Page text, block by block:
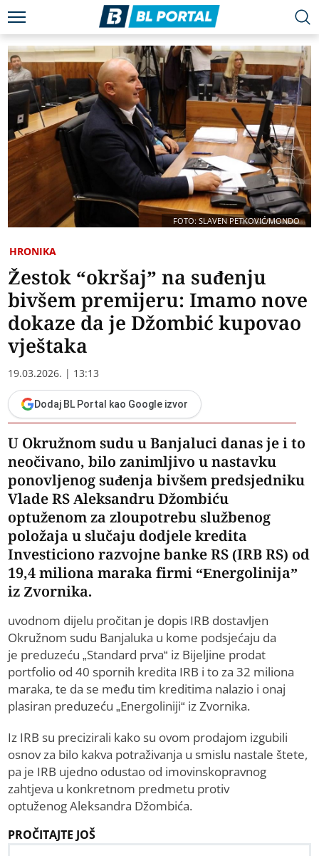
FOTO: SLAVEN PETKOVIĆ/MONDO
HRONIKA
Žestok “okršaj” na suđenju
bivšem premijeru: Imamo nove
dokaze da je Džombić kupovao
vještaka
19.03.2026. | 13:13
Dodaj BL Portal kao Google izvor
U Okružnom sudu u Banjaluci danas je i to
neočivano, bilo zanimljivo u nastavku
ponovljenog suđenja bivšem predsjedniku
Vlade RS Aleksandru Džombiću
optuženom za zloupotrebu službenog
položaja u slučaju dodjele kredita
Investiciono razvojne banke RS (IRB RS) od
19,4 miliona maraka firmi “Energolinija”
iz Zvornika.
uvodnom dijelu pročitan je dopis IRB dostavljen
Okružnom sudu Banjaluka u kome podsjećaju da
je preduzeću „Standard prva“ iz Bijeljine prodat
portfolio od 40 spornih kredita IRB i to za 32 miliona
maraka, te da se među tim kreditima nalazio i onaj
plasiran preduzeću „Energoliniji“ iz Zvornika.
Iz IRB su precizirali kako su ovom prodajom izgubili
osnov za bilo kakva potraživanja u smislu nastale štete,
pa je IRB ujedno odustao od imovinskopravnog
zahtjeva u konkretnom predmetu protiv
optuženog Aleksandra Džombića.
PROČITAJTE JOŠ